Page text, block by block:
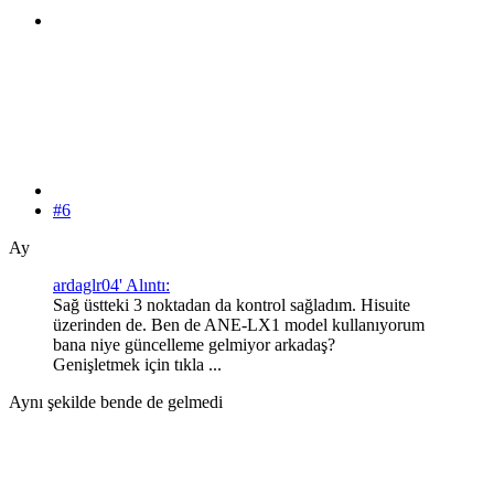
#6
Ay
ardaglr04' Alıntı:
Sağ üstteki 3 noktadan da kontrol sağladım. Hisuite
üzerinden de. Ben de ANE-LX1 model kullanıyorum
bana niye güncelleme gelmiyor arkadaş?
Genişletmek için tıkla ...
Aynı şekilde bende de gelmedi